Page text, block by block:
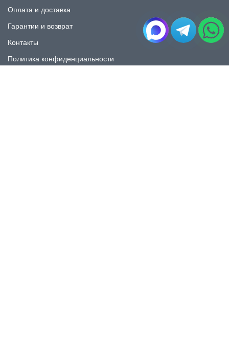
Оплата и доставка
Гарантии и возврат
Контакты
Политика конфиденциальности